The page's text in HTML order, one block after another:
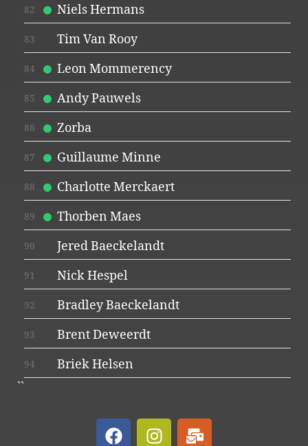
82 Niels Hermans
83 Tim Van Rooy
84 Leon Mommerency
85 Andy Pauwels
86 Zorba
87 Guillaume Minne
88 Charlotte Merckaert
89 Thorben Maes
90 Jered Baeckelandt
91 Nick Hespel
92 Bradley Baeckelandt
93 Brent Deweerdt
94
Briek Helsen
``